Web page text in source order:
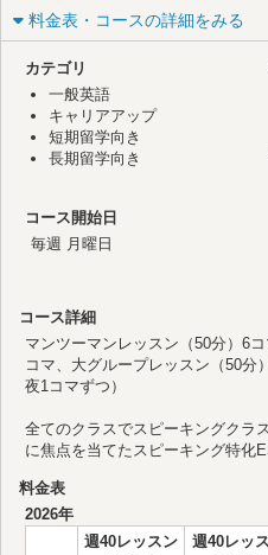
料金表・コースの詳細をみる
カテゴリ
一般英語
キャリアアップ
短期留学向き
長期留学向き
コース開始日
毎週 月曜日
コース詳細
マンツーマンレッスン（50分）6
コマ、大グループレッスン（50分
夜1コマずつ）
全てのクラスでスピーキングクラ
に焦点を当てたスピーキング特化
料金表
2026年
週40レッスン
週40レッ